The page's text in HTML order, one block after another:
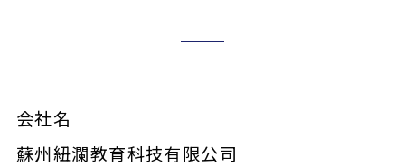
会社名
蘇州紐瀾教育科技有限公司